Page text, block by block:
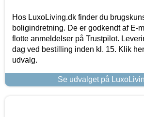
Hos LuxoLiving.dk finder du
boligindretning. De er godkendt af E-
flotte anmeldelser på Trustpilot.
dag ved bestilling inden kl. 15. Klik
udvalg.
Se udvalget på